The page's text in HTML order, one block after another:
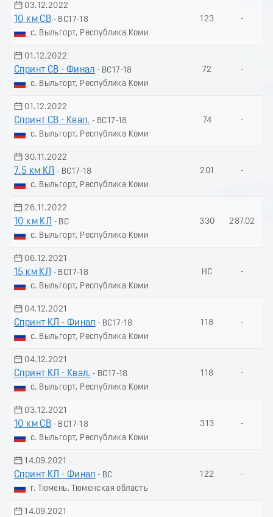
03.12.2022
10 км СВ - ВС17-18
с. Выльгорт, Республика Коми
123 -
01.12.2022
Спринт СВ - Финал - ВС17-18
с. Выльгорт, Республика Коми
72 -
01.12.2022
Спринт СВ - Квал. - ВС17-18
с. Выльгорт, Республика Коми
74 -
30.11.2022
7.5 км КЛ
- ВС17-18
с. Выльгорт, Республика Коми
201 -
26.11.2022
10 км КЛ
- ВС
с. Выльгорт, Республика Коми
330 287.02
06.12.2021
15 км КЛ
- ВС17-18
с. Выльгорт, Республика Коми
НС -
04.12.2021
Спринт КЛ - Финал - ВС17-18
с. Выльгорт, Республика Коми
118 -
04.12.2021
Спринт КЛ - Квал. - ВС17-18
с. Выльгорт, Республика Коми
118 -
03.12.2021
10 км СВ - ВС17-18
с. Выльгорт, Республика Коми
313 -
14.09.2021
Спринт КЛ - Финал - ВС
г. Тюмень, Тюменская область
122 -
14.09.2021